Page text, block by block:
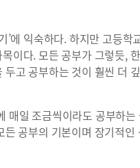
에 익숙하다. 하지만 고등학
이다. 모든 공부가 그렇듯,
고 공부하는 것이 훨씬 더
매일 조금씩이라도 공부하
공부의 기본이며 장기적인